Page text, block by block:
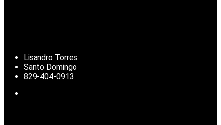
Lisandro Torres
Santo Domingo
829-404-0913